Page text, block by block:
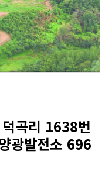
곡리 1638번
광발전소 696